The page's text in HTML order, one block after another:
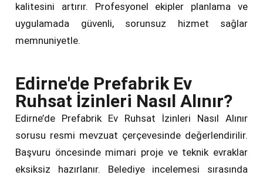
kalitesini artırır. Profesyonel ekipler planlama ve
uygulamada güvenli, sorunsuz hizmet sağlar
memnuniyetle.
Edirne'de Prefabrik Ev
Ruhsat İzinleri Nasıl Alınır?
Edirne’de Prefabrik Ev Ruhsat İzinleri Nasıl Alınır
sorusu resmi mevzuat çerçevesinde değerlendirilir.
Başvuru öncesinde mimari proje ve teknik evraklar
eksiksiz hazırlanır. Belediye incelemesi sırasında